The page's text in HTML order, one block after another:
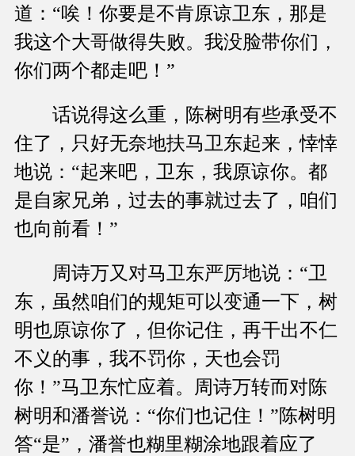
道：“唉！你要是不肯原谅卫东，那是
我这个大哥做得失败。我没脸带你们，
你们两个都走吧！”
话说得这么重，陈树明有些承受不
住了，只好无奈地扶马卫东起来，悻悻
地说：“起来吧，卫东，我原谅你。都
是自家兄弟，过去的事就过去了，咱们
也向前看！”
周诗万又对马卫东严厉地说：“卫
东，虽然咱们的规矩可以变通一下，树
明也原谅你了，但你记住，再干出不仁
不义的事，我不罚你，天也会罚
你！”马卫东忙应着。周诗万转而对陈
树明和潘誉说：“你们也记住！”陈树明
答“是”，潘誉也糊里糊涂地跟着应了